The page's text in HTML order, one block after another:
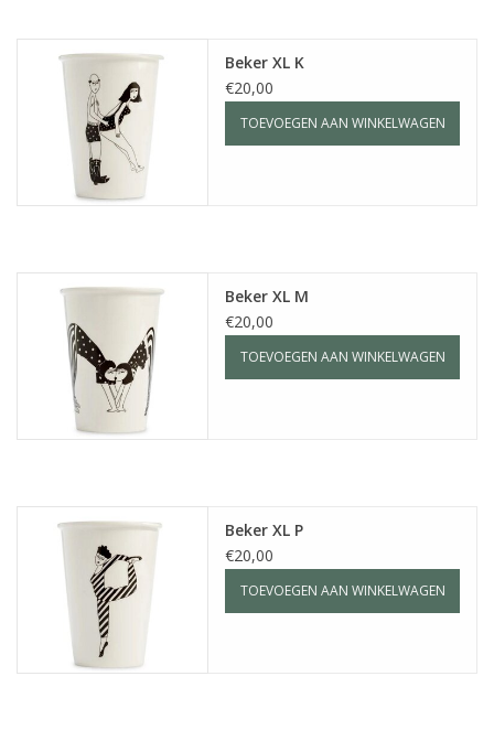
Beker XL K
€20,00
TOEVOEGEN AAN WINKELWAGEN
Beker XL M
€20,00
TOEVOEGEN AAN WINKELWAGEN
Beker XL P
€20,00
TOEVOEGEN AAN WINKELWAGEN